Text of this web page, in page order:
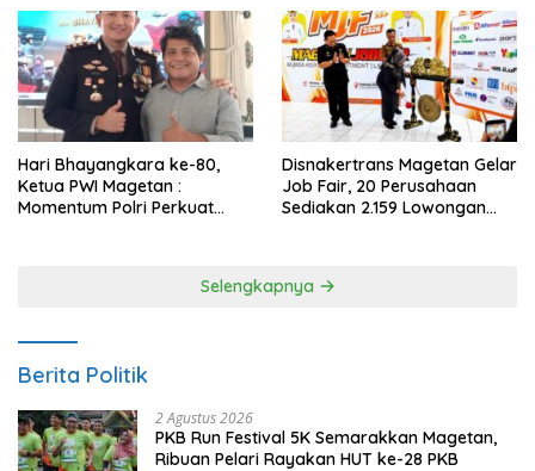
Hari Bhayangkara ke-80,
Ketua PWI Magetan :
Momentum Polri Perkuat
Disnakertrans Magetan Gelar
Job Fair, 20 Perusahaan
Sediakan 2.159 Lowongan
Selengkapnya
Berita Politik
2 Agustus 2026
PKB Run Festival 5K Semarakkan Magetan,
Ribuan Pelari Rayakan HUT ke-28 PKB